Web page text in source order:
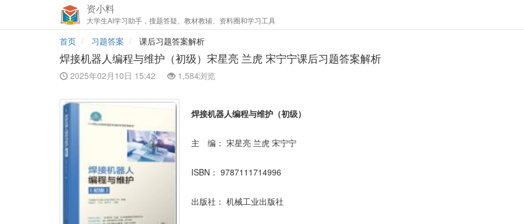
资小料
大学生AI学习助手，搜题答疑、教材教辅、资料圈和学习工具
首页 习题答案 课后习题答案解析
焊接机器人编程与维护（初级）宋星亮 兰虎 宋宁宁课后习题答案解析
2025年02月10日 15:42 1,584浏览
焊接机器人编程与维护（初级）
主 编： 宋星亮 兰虎 宋宁宁
ISBN： 9787111714996
出版社： 机械工业出版社